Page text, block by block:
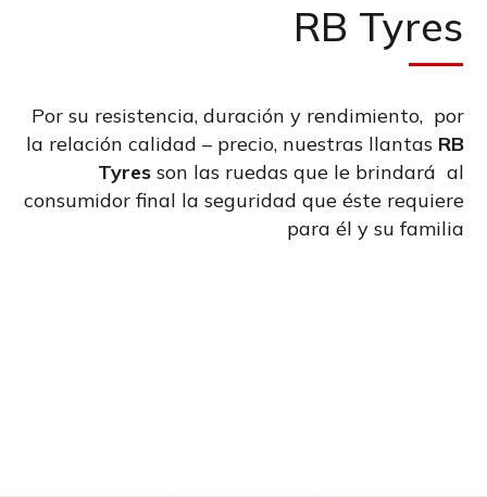
RB Tyres
Por su resistencia, duración y rendimiento, por
la relación calidad – precio, nuestras llantas RB
Tyres son las ruedas que le brindará al
consumidor final la seguridad que éste requiere
para él y su familia